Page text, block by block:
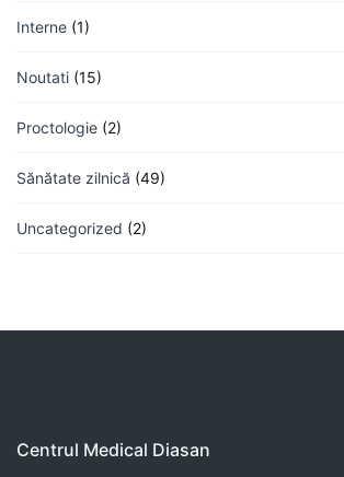
Interne (1)
Noutati (15)
Proctologie (2)
Sănătate zilnică (49)
Uncategorized (2)
Centrul Medical Diasan